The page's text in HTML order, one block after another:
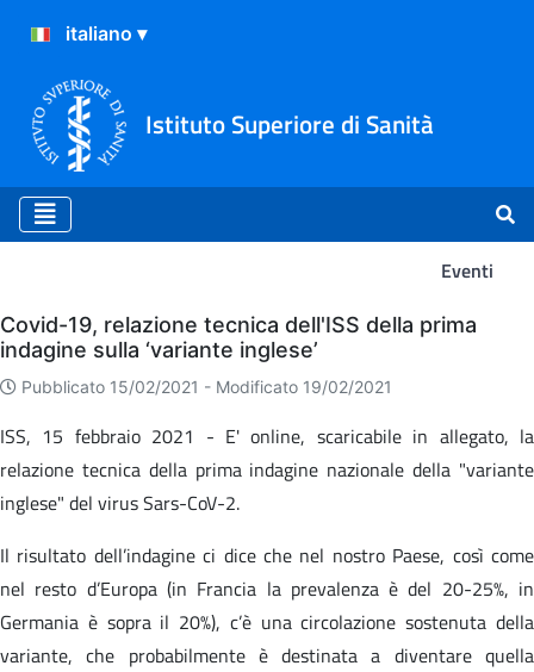
Istituto Superiore di Sanità
Eventi
Eventi
Covid-19, relazione tecnica dell'ISS della prima
indagine sulla ‘variante inglese’
Pubblicato 15/02/2021 - Modificato 19/02/2021
ISS, 15 febbraio 2021 - E' online, scaricabile in allegato, la
relazione tecnica della prima indagine nazionale della "variante
inglese" del virus Sars-CoV-2.
Il risultato dell’indagine ci dice che nel nostro Paese, così come
nel resto d’Europa (in Francia la prevalenza è del 20-25%, in
Germania è sopra il 20%), c’è una circolazione sostenuta della
variante, che probabilmente è destinata a diventare quella